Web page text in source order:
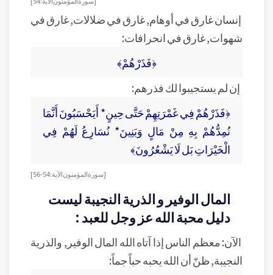
إنسان غارق في أوهام, غارق في ضلالات, غارق في
شهوات, غارق في انحرافات:
﴿فَذَرْهُمْ﴾
إن لم يستجيبوا لك فذرهم:
﴿فَذَرْهُمْ فِي غَمْرَتِهِمْ حَتَّى حِينٍ* أَيَحْسَبُونَ أَنَّمَا
نُمِدُّهُمْ بِهِ مِنْ مَالٍ وَبَنِينَ* نُسَارِعُ لَهُمْ فِي
الْخَيْرَاتِ بَل لَا يَشْعُرُونَ﴾
[سورة المؤمنون الآية:54-56]
المال الوفير و الذرية النجيبة ليست
دليل محبة الله عز وجل للعبد :
الآن: معظم الناس إذا آتاه الله المال الوفير, والذرية
النجيبة, ظنّ أن الله يحبه حباً جماً: